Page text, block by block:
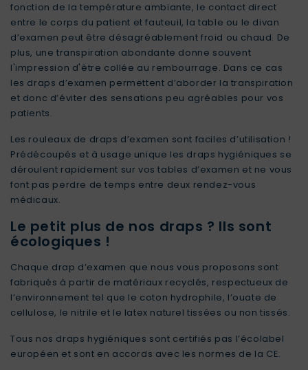
fonction de la température ambiante, le contact direct
entre le corps du patient et fauteuil, la table ou le divan
d’examen peut être désagréablement froid ou chaud. De
plus, une transpiration abondante donne souvent
l'impression d'être collée au rembourrage. Dans ce cas
les draps d’examen permettent d’aborder la transpiration
et donc d’éviter des sensations peu agréables pour vos
patients.
Les rouleaux de draps d’examen sont faciles d’utilisation !
Prédécoupés et à usage unique les draps hygiéniques se
déroulent rapidement sur vos tables d’examen et ne vous
font pas perdre de temps entre deux rendez-vous
médicaux.
Le petit plus de nos draps ? Ils sont
écologiques !
Chaque drap d’examen que nous vous proposons sont
fabriqués à partir de matériaux recyclés, respectueux de
l’environnement tel que le coton hydrophile, l’ouate de
cellulose, le nitrile et le latex naturel tissées ou non tissés.
Tous nos draps hygiéniques sont certifiés pas l’écolabel
européen et sont en accords avec les normes de la CE.